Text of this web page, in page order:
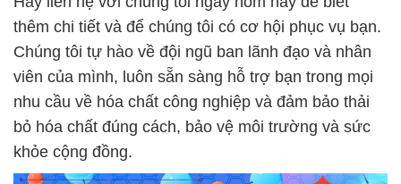
thêm chi tiết và để chúng tôi có cơ hội phục vụ bạn.
Chúng tôi tự hào về đội ngũ ban lãnh đạo và nhân
viên của mình, luôn sẵn sàng hỗ trợ bạn trong mọi
nhu cầu về hóa chất công nghiệp và đảm bảo thải
bỏ hóa chất đúng cách, bảo vệ môi trường và sức
khỏe cộng đồng.